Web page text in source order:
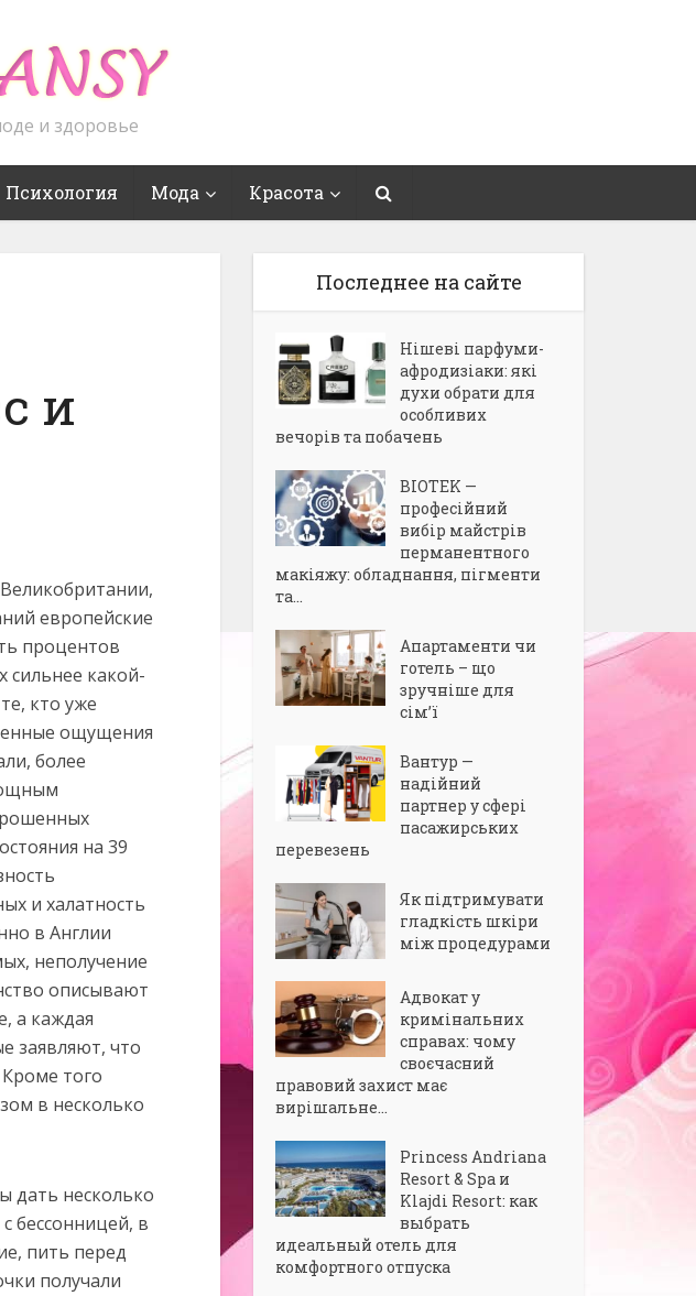
и здоровье
Психология Мода Красота
и
европейские
процентов
сильнее какой-
кто уже
ощущения
более
на 39
и халатность
в Англии
неполучение
описывают
а каждая
заявляют, что
того
в несколько
дать несколько
бессонницей, в
пить перед
получали
Последнее на сайте
Нішеві парфуми-
афродизіаки: які
духи обрати для
особливих
вечорів та побачень
BIOTEK —
професійний
вибір майстрів
перманентного
макіяжу: обладнання, пігменти
та...
Апартаменти чи
готель – що
зручніше для
сім’ї
Вантур —
надійний
партнер у сфері
пасажирських
перевезень
Як підтримувати
гладкість шкіри
між процедурами
Адвокат у
кримінальних
справах: чому
своєчасний
правовий захист має
вирішальне...
Princess Andriana
Resort & Spa и
Klajdi Resort: как
выбрать
идеальный отель для
комфортного отпуска